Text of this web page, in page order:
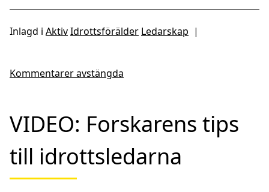
Inlagd i AktivIdrottsförälder Ledarskap |
Kommentarer avstängda
VIDEO: Forskarens tips
till idrottsledarna